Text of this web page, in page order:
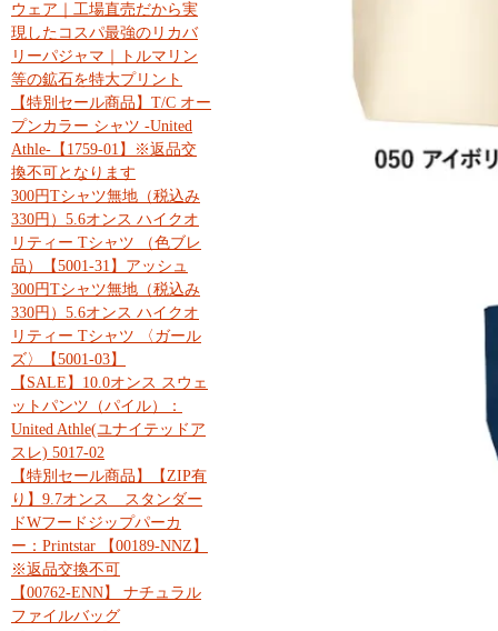
ウェア｜工場直売だから実
現したコスパ最強のリカバ
リーパジャマ｜トルマリン
等の鉱石を特大プリント
【特別セール商品】T/C オー
プンカラー シャツ -United
Athle-【1759-01】※返品交
換不可となります
300円Tシャツ無地（税込み
330円）5.6オンス ハイクオ
リティー Tシャツ （色ブレ
品）【5001-31】アッシュ
300円Tシャツ無地（税込み
330円）5.6オンス ハイクオ
リティー Tシャツ 〈ガール
ズ〉【5001-03】
【SALE】10.0オンス スウェ
ットパンツ（パイル）：
United Athle(ユナイテッドア
スレ) 5017-02
【特別セール商品】【ZIP有
り】9.7オンス スタンダー
ドWフードジップパーカ
ー：Printstar 【00189-NNZ】
※返品交換不可
【00762-ENN】 ナチュラル
ファイルバッグ